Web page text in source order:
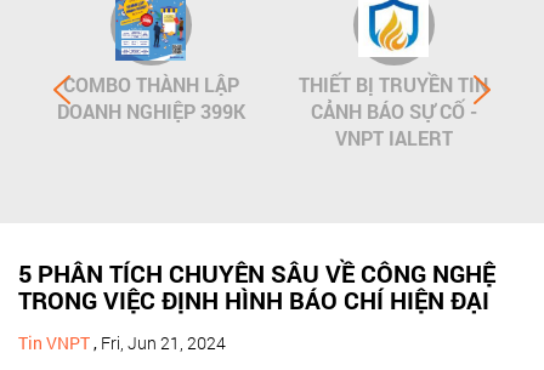
COMBO THÀNH LẬP
DOANH NGHIỆP 399K
THIẾT BỊ TRUYỀN TIN
CẢNH BÁO SỰ CỐ -
VNPT IALERT
5 PHÂN TÍCH CHUYÊN SÂU VỀ CÔNG NGHỆ
TRONG VIỆC ĐỊNH HÌNH BÁO CHÍ HIỆN ĐẠI
Tin VNPT, Fri, Jun 21, 2024